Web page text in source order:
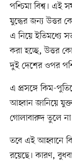
পশ্চিমা বিশ্ব। এই
যুদ্ধের জন্য উত্তর
এ নিয়ে ইতিমধ্যে
করা হচ্ছে, উত্তর
দুই দেশের ওপর
এ প্রসঙ্গে কিম-
আহ্বান জানিয়ে
গোলাবারুদ তুলে না
তবে এই আহ্বানে
রয়েছে। কারণ,